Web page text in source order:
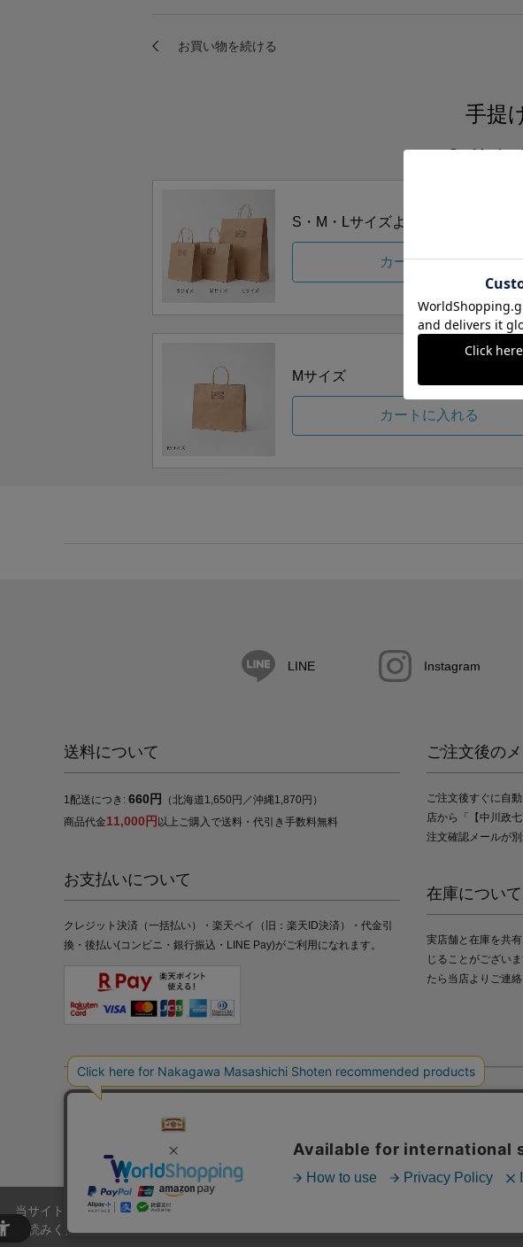
手提
S・M・L
S・M・Lサイズより当店にお任せ
カートに入れる
Mサイズ
カートに入れる
LINE Instagram
送料について
1配送につき: 660円
（北海道1,650円／沖縄1,870円）
商品代金11,000円 以上ご購入で送料・代引き手数料無料
お支払いについて
クレジット決済（一括払い）・楽天ペイ（旧：楽天ID決済）・代金引
換・後払い(コンビニ・銀行振込・LINE Pay)がご利用になれます。
ご注文後の
ご注文後すぐに自
店から「【中川政
注文確認メールが
在庫について
実店舗と在庫を共
じることがござい
たら当店よりご連
プライバシーポリシー
当サイトでは、当サイト内における閲覧履歴・属性情報などの取得および利便性向上のた
お読みください。